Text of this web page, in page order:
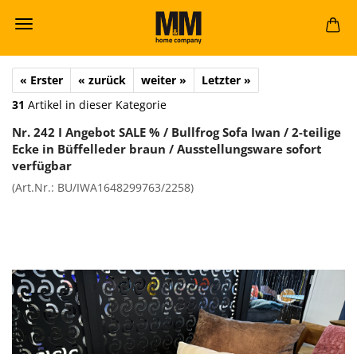
« Erster « zurück weiter »
Letzter »
31 Artikel in dieser Kategorie
Nr. 242 I An­ge­bot SALE % / Bull­frog Sofa Iwan / 2-​teilige
Ecke in Büf­fel­le­der braun / Aus­stel­lungs­wa­re so­fort
ver­füg­bar
(Art.Nr.: BU/IWA1648299763/2258)